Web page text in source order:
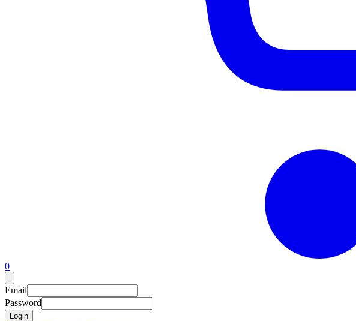
0
Email
Password
Login